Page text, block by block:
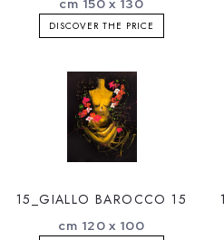
cm 150 x 130
DISCOVER THE PRICE
15_GIALLO BAROCCO 15
cm 120 x 100